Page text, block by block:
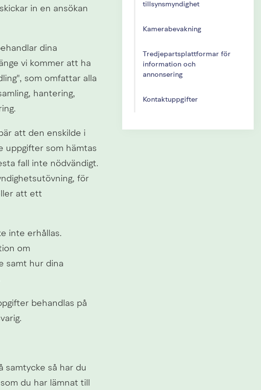
in en ansökan
dina
vi kommer att ha
som omfattar alla
hantering,
att den enskilde i
uppgifter som hämtas
fall inte nödvändigt.
för
att ett
inte erhållas.
om
samt hur dina
behandlas på
samtycke så har du
du har lämnat till
tillsynsmyndighet
Kamerabevakning
Tredjepartsplattformar för
information och
annonsering
Kontaktuppgifter